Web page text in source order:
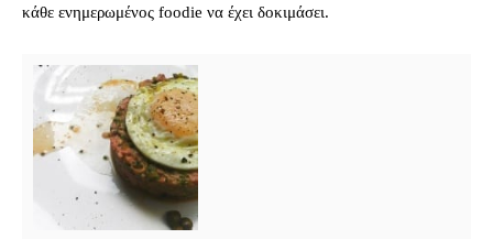
κάθε ενημερωμένος foodie να έχει δοκιμάσει.